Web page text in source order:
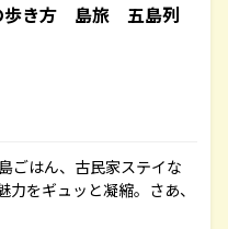
歩き方 島旅 五島列
ごはん、古民家ステイな
をギュッと凝縮。さあ、